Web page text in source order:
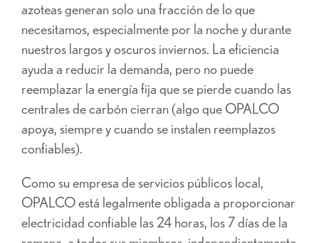
azoteas generan solo una fracción de lo que
necesitamos, especialmente por la noche y durante
nuestros largos y oscuros inviernos. La eficiencia
ayuda a reducir la demanda, pero no puede
reemplazar la energía fija que se pierde cuando las
centrales de carbón cierran (algo que OPALCO
apoya, siempre y cuando se instalen reemplazos
confiables).
Como su empresa de servicios públicos local,
OPALCO está legalmente obligada a proporcionar
electricidad confiable las 24 horas, los 7 días de la